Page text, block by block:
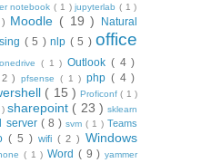
notebook( 1 )jupyterlab ( 1 )
Moodle ( 19 )
Natural
( 5 )nlp ( 5 )office
onedrive ( 1 ) Outlook ( 4 )
) pfsense ( 1 ) php ( 4 )
( 15 ) Proficonf( 1 )
) sharepoint ( 23 ) sklearn
server ( 8 ) svm ( 1 ) Teams
( 5 ) wifi ( 2 )Windows
( 1 ) Word ( 9 ) yammer